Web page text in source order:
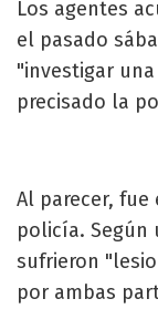
Los agentes
el pasado
"investigar
precisado la
Al parecer,
policía. Según
sufrieron
por ambas